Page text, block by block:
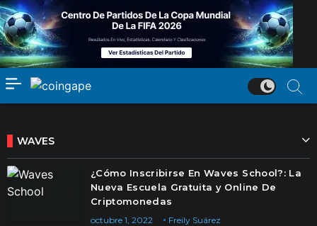
WAVES
¿Cómo Inscribirse En Waves School?: La
Nueva Escuela Gratuita y Online De
Criptomonedas
Freily Suárez
octubre 1, 2022